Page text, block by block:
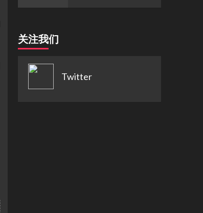
关注我们
Twitter